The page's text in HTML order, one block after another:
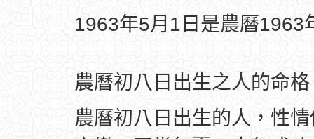
1963年5月1日是農曆1963
農曆初八日出生之人的命
農曆初八日出生的人，性